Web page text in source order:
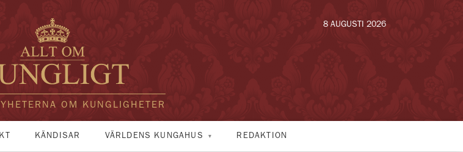
OM KUNGLIGHETER
8 AUGUSTI 2026
KÄNDISAR VÄRLDENS KUNGAHUS REDAKTION